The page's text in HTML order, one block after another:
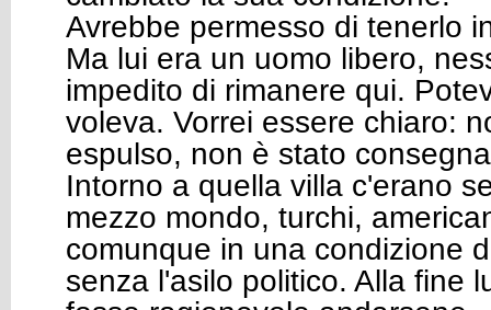
Avrebbe permesso di tenerlo
Ma lui era un uomo libero,
impedito di rimanere qui.
voleva. Vorrei essere chiaro:
espulso, non è stato
Intorno a quella villa c'erano
mezzo mondo, turchi,
comunque in una condizione
senza l'asilo politico. Alla fine